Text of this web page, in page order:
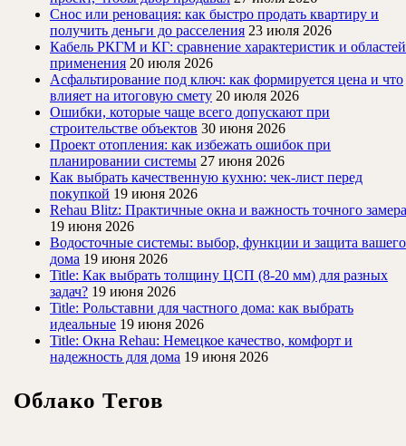
Снос или реновация: как быстро продать квартиру и
получить деньги до расселения 23 июля 2026
Кабель РКГМ и КГ: сравнение характеристик и областей
применения 20 июля 2026
Асфальтирование под ключ: как формируется цена и что
влияет на итоговую смету 20 июля 2026
Ошибки, которые чаще всего допускают при
строительстве объектов 30 июня 2026
Проект отопления: как избежать ошибок при
планировании системы 27 июня 2026
Как выбрать качественную кухню: чек-лист перед
покупкой 19 июня 2026
Rehau Blitz: Практичные окна и важность точного замера
19 июня 2026
Водосточные системы: выбор, функции и защита вашего
дома 19 июня 2026
Title: Как выбрать толщину ЦСП (8-20 мм) для разных
задач? 19 июня 2026
Title: Рольставни для частного дома: как выбрать
идеальные 19 июня 2026
Title: Окна Rehau: Немецкое качество, комфорт и
надежность для дома 19 июня 2026
Облако Тегов